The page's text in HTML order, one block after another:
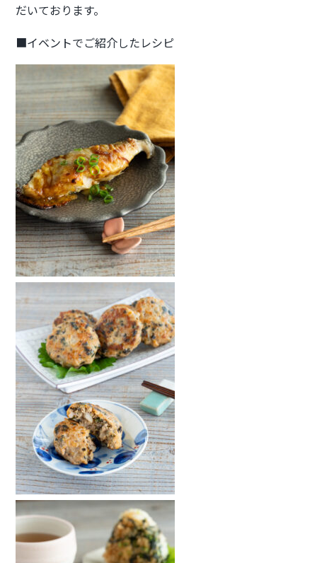
だいております。
■イベントでご紹介したレシピ